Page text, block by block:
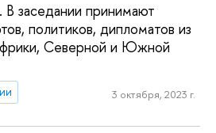
В заседании принимают
политиков, дипломатов из
Северной и Южной
3 октября, 2023 г.